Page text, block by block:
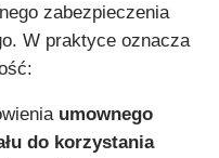
zabezpieczenia
W praktyce oznacza
umownego
do korzystania